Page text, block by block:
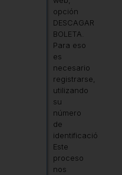
opción
DESCAGAR
BOLETA.
Para eso
es
necesario
registrarse,
utilizando
su
número
de
identificación.
Este
proceso
nos